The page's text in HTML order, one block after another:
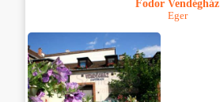
Fodor Vendégház
Eger